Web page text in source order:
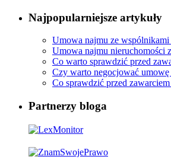
Najpopularniejsze artykuły
Umowa najmu ze
Umowa najmu nieruchomości
Co warto sprawdzić przed
Czy warto negocjować
Co sprawdzić przed
Partnerzy bloga